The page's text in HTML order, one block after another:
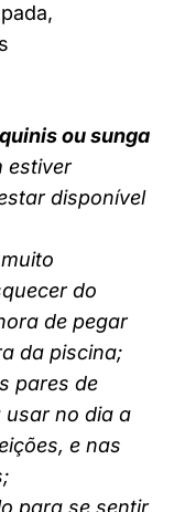
ou sunga
estiver
disponível
do
de pegar
da piscina;
pares de
usar no dia a
e nas